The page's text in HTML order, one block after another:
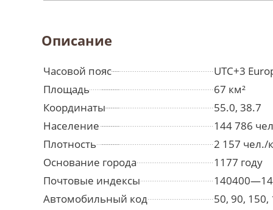
Описание
Часовой пояс
UTC+3
Площадь
67 км²
Координаты
55.0, 38.7
Население
144 786
Плотность
2 157 чел./
Основание города
1177 году
Почтовые индексы
Автомобильный код
50, 90, 150,